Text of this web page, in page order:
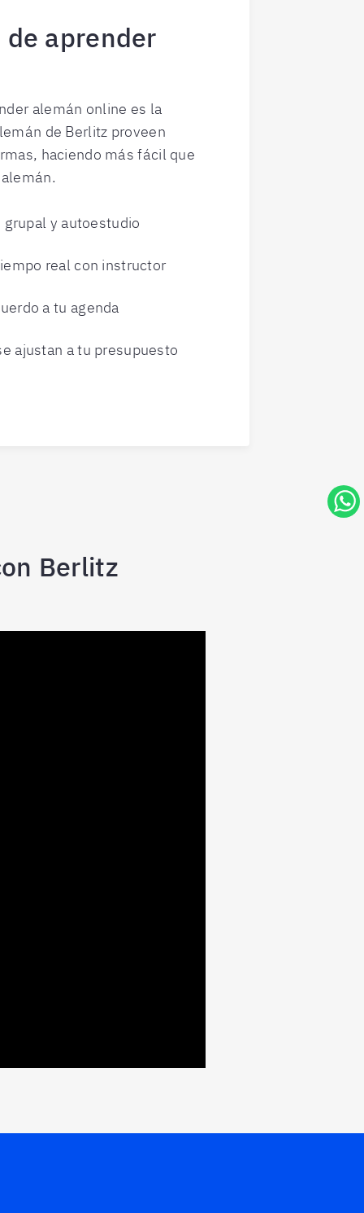
aprender
alemán online es la
de Berlitz proveen
haciendo más fácil que
y autoestudio
real con instructor
a tu agenda
ajustan a tu presupuesto
Berlitz